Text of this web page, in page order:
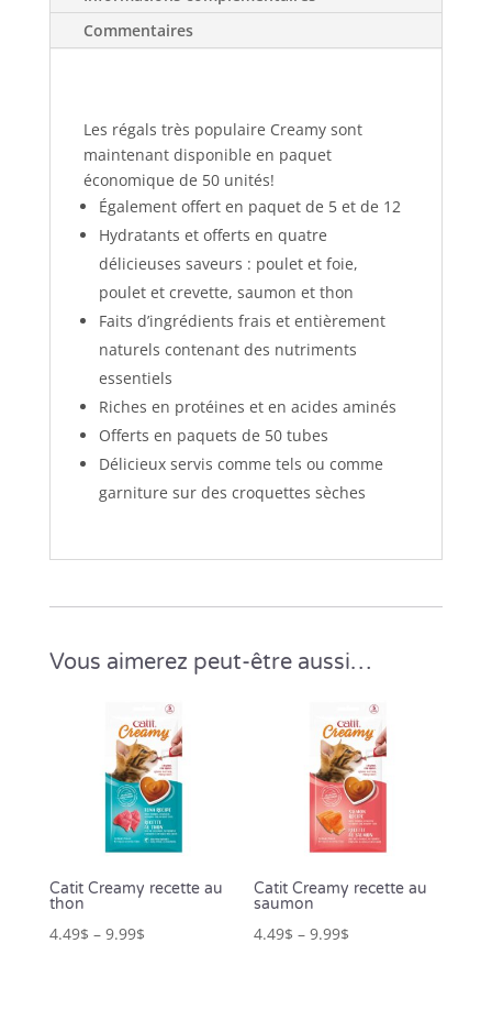
Commentaires
Les régals très populaire Creamy sont
maintenant disponible en paquet
économique de 50 unités!
Également offert en paquet de 5 et de 12
Hydratants et offerts en quatre
délicieuses saveurs : poulet et foie,
poulet et crevette, saumon et thon
Faits d’ingrédients frais et entièrement
naturels contenant des nutriments
essentiels
Riches en protéines et en acides aminés
Offerts en paquets de 50 tubes
Délicieux servis comme tels ou comme
garniture sur des croquettes sèches
Vous aimerez peut-être aussi…
Catit Creamy recette au
thon
4.49$ – 9.99$
Catit Creamy recette au
saumon
4.49$ –9.99$